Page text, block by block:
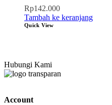
Rp142.000
Tambah ke keranjang
Quick View
Hubungi Kami
Account